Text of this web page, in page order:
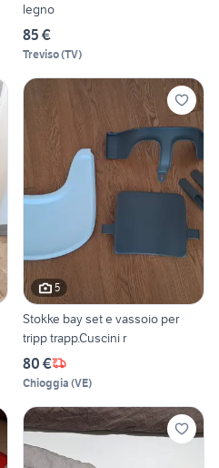
legno
85 €
Treviso(TV)
5
Stokke bay set e vassoio per
tripp trapp.Cuscini r
80 €
Chioggia (VE)